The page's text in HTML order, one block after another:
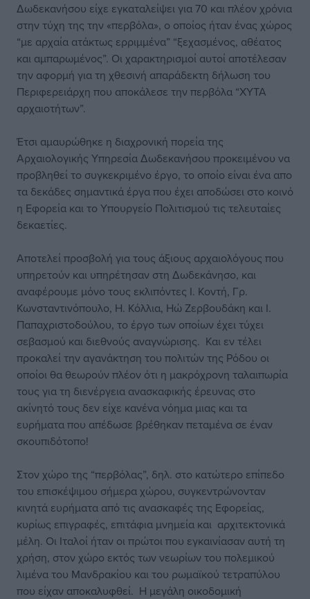
Δωδεκανήσου είχε εγκαταλείψει για 70 και πλέον χρόνια
στην τύχη της την «περβόλα», ο οποίος ήταν ένας χώρος
“με αρχαία ατάκτως ερριμμένα” “ξεχασμένος, αθέατος
και αμπαρωμένος”. Οι χαρακτηρισμοί αυτοί αποτέλεσαν
την αφορμή για τη χθεσινή απαράδεκτη δήλωση του
Περιφερειάρχη που αποκάλεσε την περβόλα “ΧΥΤΑ
αρχαιοτήτων”.
Έτσι αμαυρώθηκε η διαχρονική πορεία της
Αρχαιολογικής Υπηρεσία Δωδεκανήσου προκειμένου να
προβληθεί το συγκεκριμένο έργο, το οποίο είναι ένα απο
τα δεκάδες σημαντικά έργα που έχει αποδώσει στο κοινό
η Εφορεία και το Υπουργείο Πολιτισμού τις τελευταίες
δεκαετίες.
Αποτελεί προσβολή για τους άξιους αρχαιολόγους που
υπηρετούν και υπηρέτησαν στη Δωδεκάνησο, και
αναφέρουμε μόνο τους εκλιπόντες Ι. Κοντή, Γρ.
Κωνσταντινόπουλο, Η. Κόλλια, Ηώ Ζερβουδάκη και Ι.
Παπαχριστοδούλου, το έργο των οποίων έχει τύχει
σεβασμού και διεθνούς αναγνώρισης. Και εν τέλει
προκαλεί την αγανάκτηση του πολιτών της Ρόδου οι
οποίοι θα θεωρούν πλέον ότι η μακρόχρονη ταλαιπωρία
τους για τη διενέργεια ανασκαφικής έρευνας στο
ακίνητό τους δεν είχε κανένα νόημα μιας και τα
ευρήματα που απέδωσε βρέθηκαν πεταμένα σε έναν
σκουπιδότοπο!
Στον χώρο της “περβόλας”, δηλ. στο κατώτερο επίπεδο
του επισκέψιμου σήμερα χώρου, συγκεντρώνονταν
κινητά ευρήματα από τις ανασκαφές της Εφορείας,
κυρίως επιγραφές, επιτάφια μνημεία και αρχιτεκτονικά
μέλη. Οι Ιταλοί ήταν οι πρώτοι που εγκαινίασαν αυτή τη
χρήση, στον χώρο εκτός των νεωρίων του πολεμικού
λιμένα του Μανδρακίου και του ρωμαϊκού τετραπύλου
που είχαν αποκαλυφθεί. Η μεγάλη οικοδομική